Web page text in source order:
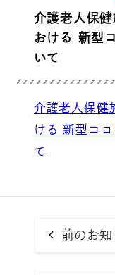
介護老人保
おける 新型
いて
介護老人保健
ける 新型コ
て
前のお知